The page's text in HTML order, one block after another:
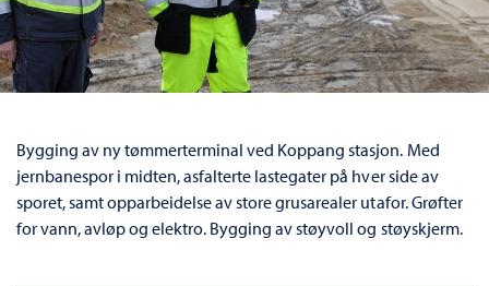
Bygging av ny tømmerterminal ved Koppang stasjon. Med
jernbanespor i midten, asfalterte lastegater på hver side av
sporet, samt opparbeidelse av store grusarealer utafor. Grøfter
for vann, avløp og elektro. Bygging av støyvoll og støyskjerm.